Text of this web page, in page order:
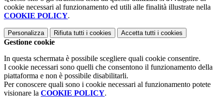
cookie necessari al funzionamento ed utili alle finalità illustrate nella
COOKIE POLICY.
Personalizza Rifiuta tutti i cookies Accetta tutti i cookies
Gestione cookie
In questa schermata è possibile scegliere quali cookie consentire.
I cookie necessari sono quelli che consentono il funzionamento della
piattaforma e non è possibile disabilitarli.
Per conoscere quali sono i cookie necessari al funzionamento potete
visionare la COOKIE POLICY.